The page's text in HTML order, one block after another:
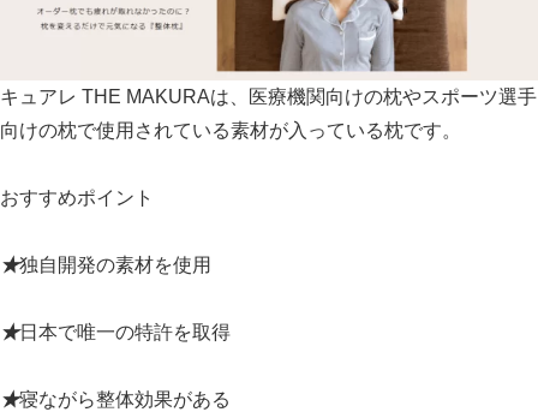
キュアレ THE MAKURAは、医療機関向けの枕やスポーツ選手
向けの枕で使用されている素材が入っている枕です。
おすすめポイント
★独自開発の素材を使用
★日本で唯一の特許を取得
★寝ながら整体効果がある